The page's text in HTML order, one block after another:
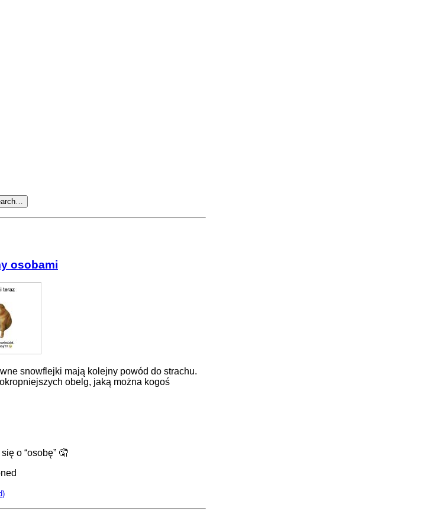
osobami
snowflejki mają kolejny powód do strachu.
obelg, jaką można kogoś
o “osobę” 🤦‍